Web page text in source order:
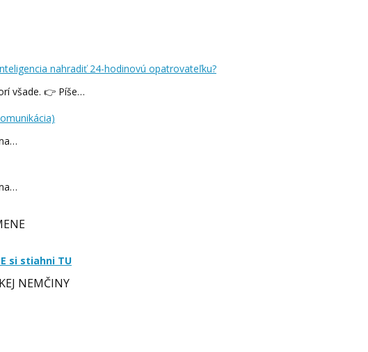
nahradiť 24-hodinovú opatrovateľku?
všade. 👉 Píše…
si stiahni TU
NEMČINY